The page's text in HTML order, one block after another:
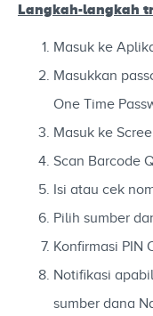
Langkah-langkah
Masuk ke
Masukkan
One Time
Masuk ke
Scan Barcode
Isi atau cek
Pilih sumber
Konfirmasi PIN
Notifikasi
sumber dana